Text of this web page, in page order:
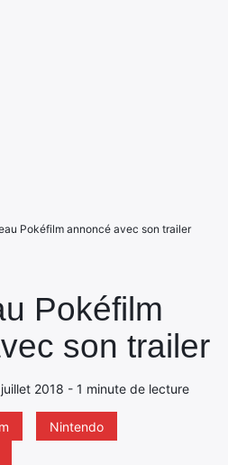
Pokéfilm
son trailer
2018 - 1 minute de lecture
Nintendo
Pokéfilm annoncé avec son trailer